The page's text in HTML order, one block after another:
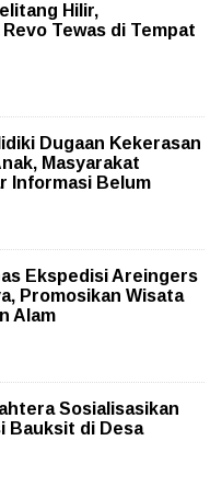
Hilir,
Tewas di Tempat
Dugaan Kekerasan
Masyarakat
Informasi Belum
Ekspedisi Areingers
Promosikan Wisata
Alam
Sosialisasikan
Bauksit di Desa